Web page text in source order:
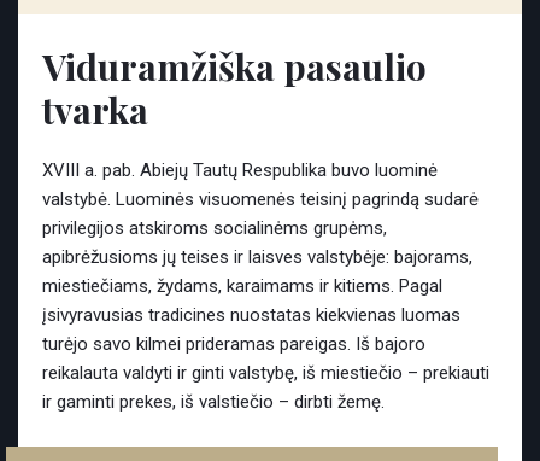
Viduramžiška pasaulio
tvarka
XVIII a. pab. Abiejų Tautų Respublika buvo luominė
valstybė. Luominės visuomenės teisinį pagrindą sudarė
privilegijos atskiroms socialinėms grupėms,
apibrėžusioms jų teises ir laisves valstybėje: bajorams,
miestiečiams, žydams, karaimams ir kitiems. Pagal
įsivyravusias tradicines nuostatas kiekvienas luomas
turėjo savo kilmei prideramas pareigas. Iš bajoro
reikalauta valdyti ir ginti valstybę, iš miestiečio – prekiauti
ir gaminti prekes, iš valstiečio – dirbti žemę.